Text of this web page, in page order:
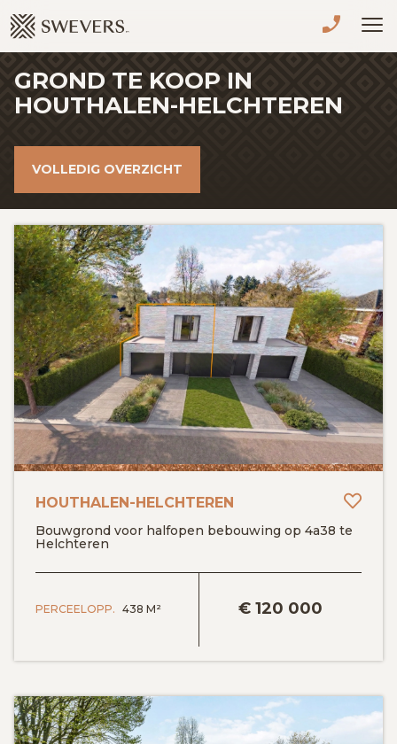
HUIZEN ALERT
NIEUWBOUW
ADVIES
OVER ONS
VASTGOEDCAFÉ
GRATIS SCHATTING
GROND TE KOOP IN
HOUTHALEN-HELCHTEREN
VOLLEDIG OVERZICHT
HOUTHALEN-HELCHTEREN
Bouwgrond voor halfopen bebouwing op 4a38 te
Helchteren
€ 120 000
PERCEELOPP. 438 M²
BEKIJK DETAILS